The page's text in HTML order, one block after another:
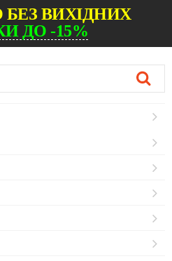
ВИХІДНИХ
ДО -15%